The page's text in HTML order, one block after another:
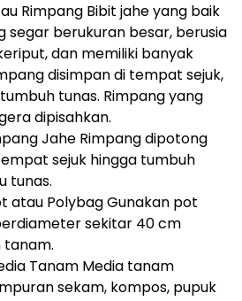
Rimpang Bibit jahe yang baik
segar berukuran besar, berusia
dan memiliki banyak
disimpan di tempat sejuk,
tunas. Rimpang yang
dipisahkan.
Jahe Rimpang dipotong
sejuk hingga tumbuh
tunas.
atau Polybag Gunakan pot
sekitar 40 cm
tanam.
Tanam Media tanam
sekam, kompos, pupuk